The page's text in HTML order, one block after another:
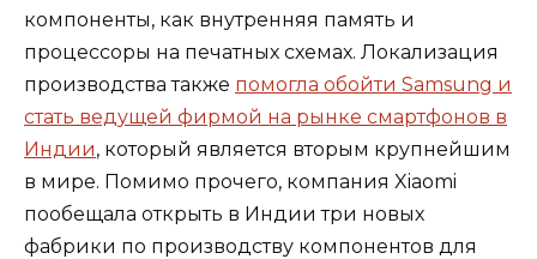
компоненты, как внутренняя память и
процессоры на печатных схемах. Локализация
производства также помогла обойти Samsung и
стать ведущей фирмой на рынке смартфонов в
Индии, который является вторым крупнейшим
в мире. Помимо прочего, компания Xiaomi
пообещала открыть в Индии три новых
фабрики по производству компонентов для